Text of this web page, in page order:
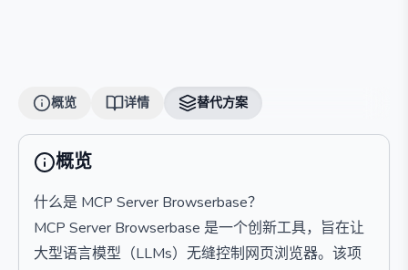
概览 详情 替代方案
概览
什么是 MCP Server Browserbase？
MCP Server Browserbase 是一个创新工具，旨在让
大型语言模型（LLMs）无缝控制网页浏览器。该项